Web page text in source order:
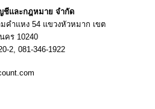
ชีและกฎหมาย จำกัด
คำแหง 54 แขวงหัวหมาก เขต
คร 10240
-2, 081-346-1922